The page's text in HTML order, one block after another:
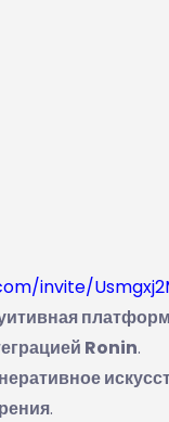
invite/
Ronin.
.